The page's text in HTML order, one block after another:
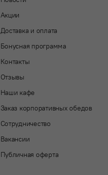
Акции
Доставка и оплата
Бонусная программа
Контакты
Отзывы
Наши кафе
Заказ корпоративных обедов
Сотрудничество
Вакансии
Публичная оферта